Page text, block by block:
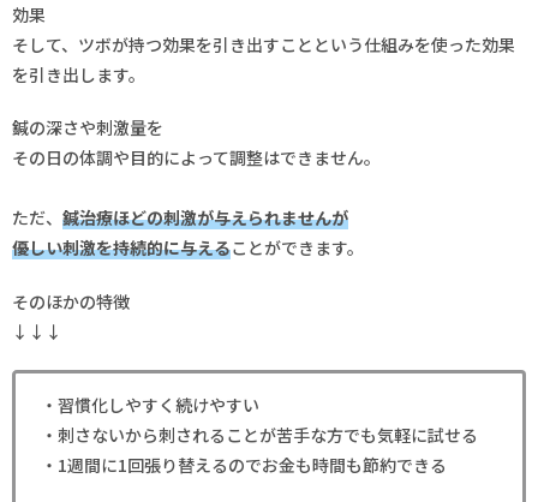
効果
そして、ツボが持つ効果を引き出すことという仕組みを使った効果
を引き出します。
鍼の深さや刺激量を
その日の体調や目的によって調整はできません。
ただ、 鍼治療ほどの刺激が与えられませんが
優しい刺激を持続的に与えることができます。
そのほかの特徴
↓↓↓
・習慣化しやすく続けやすい
・刺さないから刺されることが苦手な方でも気軽に試せる
・1週間に1回張り替えるのでお金も時間も節約できる